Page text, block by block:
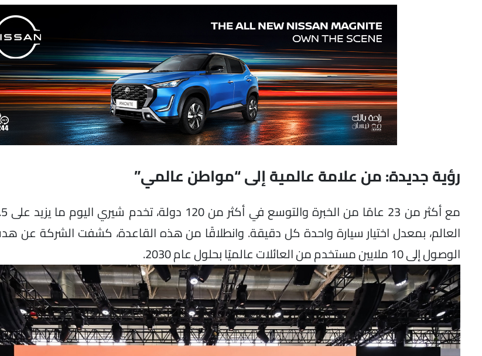
رؤية جديدة: من علامة عالمية إلى “مواطن عالمي”
العالم، بمعدل اختيار سيارة واحدة كل دقيقة. وانطلاقًا من هذه القاعدة، كشفت الشركة
الوصول إلى 10 ملايين مستخدم من العائلات عالميًا بحلول عام 2030.